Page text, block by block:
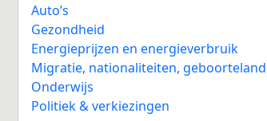
Auto’s
Gezondheid
Energieprijzen en energieverbruik
Migratie, nationaliteiten,
Onderwijs
Politiek & verkiezingen